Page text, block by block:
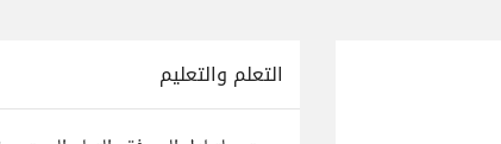
التعلم والتعليم